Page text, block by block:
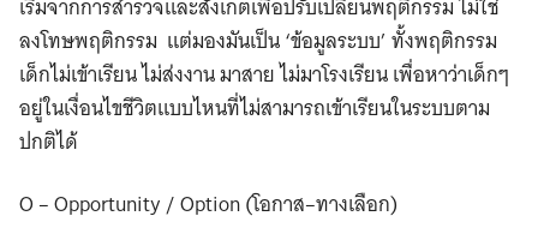
เริ่มจากการสำรวจและสังเกตเพื่อปรับเปลี่ยนพฤติกรรม ไม่ใช่
ลงโทษพฤติกรรม แต่มองมันเป็น ‘ข้อมูลระบบ’ ทั้งพฤติกรรม
เด็กไม่เข้าเรียน ไม่ส่งงาน มาสาย ไม่มาโรงเรียน เพื่อหาว่าเด็กๆ
อยู่ในเงื่อนไขชีวิตแบบไหนที่ไม่สามารถเข้าเรียนในระบบตาม
ปกติได้
O – Opportunity / Option (โอกาส–ทางเลือก)